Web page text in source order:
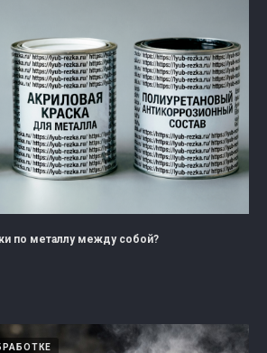
по металлу между собой?